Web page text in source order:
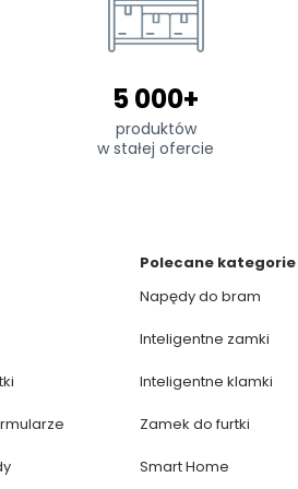
5 000+
produktów
w stałej ofercie
Polecane kategorie
Napędy do bram
Inteligentne zamki
Inteligentne klamki
Zamek do furtki
Smart Home